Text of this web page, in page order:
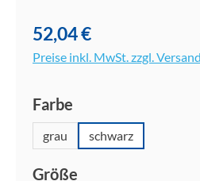
52,04 €
Preise inkl. MwSt. zzgl.
Farbe
grau schwarz
Größe